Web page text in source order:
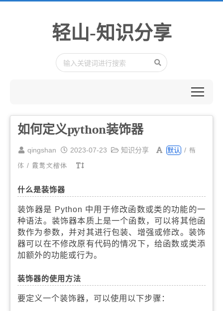
轻山-知识分享
如何定义python装饰器
qingshan 2023-07-23 知识分享 默认 / 楷
体 / 霞鹜文楷体
什么是装饰器
装饰器是 Python 中用于修改函数或类的功能的一
种语法。装饰器本质上是一个函数，可以将其他函
数作为参数，并对其进行包装、增强或修改。装饰
器可以在不修改原有代码的情况下，给函数或类添
加额外的功能或行为。
装饰器的使用方法
要定义一个装饰器，可以使用以下步骤：